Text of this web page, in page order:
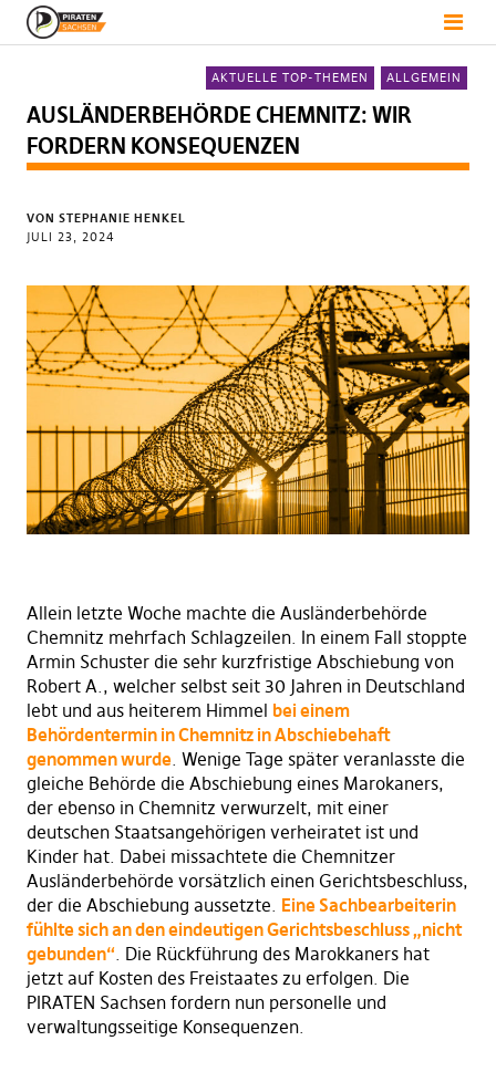
AKTUELLE TOP-THEMEN ALLGEMEIN
AUSLÄNDERBEHÖRDE CHEMNITZ: WIR
FORDERN KONSEQUENZEN
VON STEPHANIE HENKEL
JULI 23, 2024
Allein letzte Woche machte die Ausländerbehörde
Chemnitz mehrfach Schlagzeilen. In einem Fall stoppte
Armin Schuster die sehr kurzfristige Abschiebung von
Robert A., welcher selbst seit 30 Jahren in Deutschland
lebt und aus heiterem Himmel bei einem
Behördentermin in Chemnitz in Abschiebehaft
genommen wurde. Wenige Tage später veranlasste die
gleiche Behörde die Abschiebung eines Marokaners,
der ebenso in Chemnitz verwurzelt, mit einer
deutschen Staatsangehörigen verheiratet ist und
Kinder hat. Dabei missachtete die Chemnitzer
Ausländerbehörde vorsätzlich einen Gerichtsbeschluss,
der die Abschiebung aussetzte. Eine Sachbearbeiterin
fühlte sich an den eindeutigen Gerichtsbeschluss „nicht
gebunden“. Die Rückführung des Marokkaners hat
jetzt auf Kosten des Freistaates zu erfolgen. Die
PIRATEN Sachsen fordern nun personelle und
verwaltungsseitige Konsequenzen.